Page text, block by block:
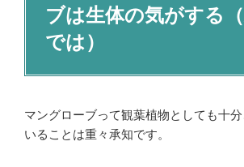
ブは生体の気がする
では）
マングローブって観葉植物としても十
いることは重々承知です。